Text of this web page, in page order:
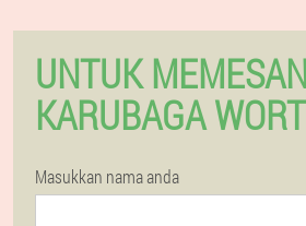
UNTUK
KARUBAGA
Masukkan nama anda